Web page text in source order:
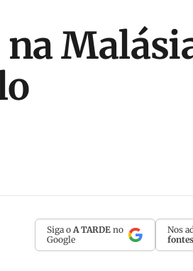
Siga o A TARDE no
Google
Nos